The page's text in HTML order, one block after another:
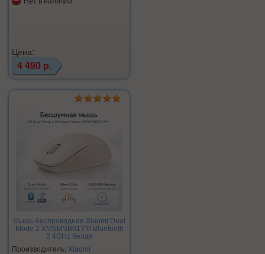
Цена:
4 490 р.
Мышь беспроводная Xiaomi Dual
Mode 2 XMSMSB01YM Bluetooth
2.4GHz белая
Производитель: Xiaomi